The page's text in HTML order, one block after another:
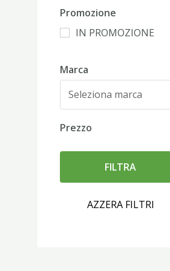
Promozione
IN PROMOZIONE
Marca
Prezzo
FILTRA
AZZERA FILTRI